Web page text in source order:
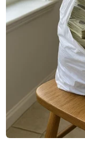
trình đưa
bình ổn thị
người dân